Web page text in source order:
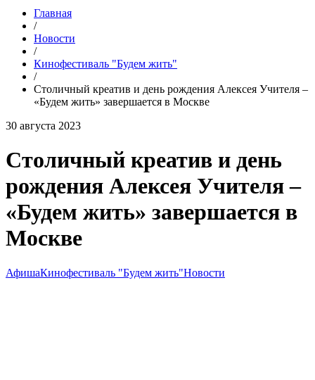
Главная
/
Новости
/
Кинофестиваль "Будем жить"
/
Столичный креатив и день рождения Алексея Учителя –
«Будем жить» завершается в Москве
30 августа 2023
Столичный креатив и день
рождения Алексея Учителя –
«Будем жить» завершается в
Москве
АфишаКинофестиваль "Будем жить"Новости